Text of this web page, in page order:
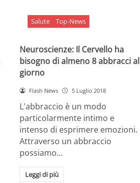
Salute Top-News
Neuroscienze: Il Cervello ha
bisogno di almeno 8 abbracci al
giorno
Flash News 5 Luglio 2018
L'abbraccio è un modo
particolarmente intimo e
intenso di esprimere emozioni.
Attraverso un abbraccio
possiamo…
Leggi di più